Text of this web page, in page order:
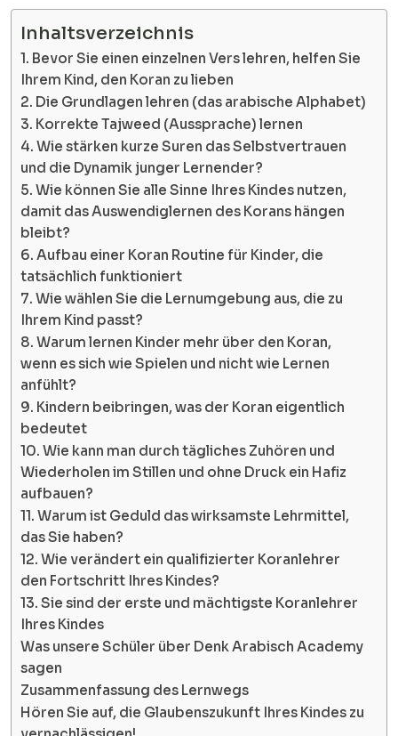
Inhaltsverzeichnis
1. Bevor Sie einen einzelnen Vers lehren, helfen Sie
Ihrem Kind, den Koran zu lieben
2. Die Grundlagen lehren (das arabische Alphabet)
3. Korrekte Tajweed (Aussprache) lernen
4. Wie stärken kurze Suren das Selbstvertrauen
und die Dynamik junger Lernender?
5. Wie können Sie alle Sinne Ihres Kindes nutzen,
damit das Auswendiglernen des Korans hängen
bleibt?
6. Aufbau einer Koran Routine für Kinder, die
tatsächlich funktioniert
7. Wie wählen Sie die Lernumgebung aus, die zu
Ihrem Kind passt?
8. Warum lernen Kinder mehr über den Koran,
wenn es sich wie Spielen und nicht wie Lernen
anfühlt?
9. Kindern beibringen, was der Koran eigentlich
bedeutet
10. Wie kann man durch tägliches Zuhören und
Wiederholen im Stillen und ohne Druck ein Hafiz
aufbauen?
11. Warum ist Geduld das wirksamste Lehrmittel,
das Sie haben?
12. Wie verändert ein qualifizierter Koranlehrer
den Fortschritt Ihres Kindes?
13. Sie sind der erste und mächtigste Koranlehrer
Ihres Kindes
Was unsere Schüler über Denk Arabisch Academy
sagen
Zusammenfassung des Lernwegs
Hören Sie auf, die Glaubenszukunft Ihres Kindes zu